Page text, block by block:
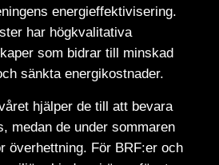
energieffektivisering.
har högkvalitativa
som bidrar till minskad
sänkta energikostnader.
hjälper de till att bevara
medan de under sommaren
överhettning. För BRF:er och